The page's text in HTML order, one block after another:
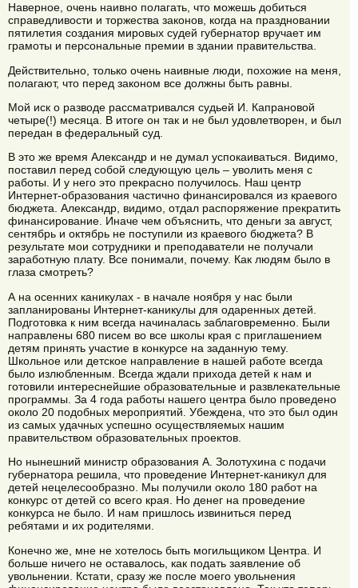
Наверное, очень наивно полагать, что можешь добиться
справедливости и торжества законов, когда на праздновании
пятилетия создания мировых судей губернатор вручает им
грамоты и персональные премии в здании правительства.
Действительно, только очень наивные люди, похожие на меня,
полагают, что перед законом все должны быть равны.
Мой иск о разводе рассматривался судьей И. Капрановой
четыре(!) месяца. В итоге он так и не был удовлетворен, и был
передан в федеральный суд.
В это же время Александр и не думал успокаиваться. Видимо,
поставил перед собой следующую цель – уволить меня с
работы. И у него это прекрасно получилось. Наш центр
Интернет-образования частично финансировался из краевого
бюджета. Александр, видимо, отдал распоряжение прекратить
финансирование. Иначе чем объяснить, что деньги за август,
сентябрь и октябрь не поступили из краевого бюджета? В
результате мои сотрудники и преподаватели не получали
заработную плату. Все понимали, почему. Как людям было в
глаза смотреть?
А на осенних каникулах - в начале ноября у нас были
запланированы Интернет-каникулы для одаренных детей.
Подготовка к ним всегда начиналась заблаговременно. Были
направлены 680 писем во все школы края с приглашением
детям принять участие в конкурсе на заданную тему.
Школьное или детское направление в нашей работе всегда
было излюбленным. Всегда ждали прихода детей к нам и
готовили интереснейшие образовательные и развлекательные
программы. За 4 года работы нашего центра было проведено
около 20 подобных мероприятий. Убеждена, что это был один
из самых удачных успешно осуществляемых нашим
правительством образовательных проектов.
Но нынешний министр образования А. Золотухина с подачи
губернатора решила, что проведение Интернет-каникул для
детей нецелесообразно. Мы получили около 180 работ на
конкурс от детей со всего края. Но денег на проведение
конкурса не было. И нам пришлось извиниться перед
ребятами и их родителями.
Конечно же, мне не хотелось быть могильщиком Центра. И
больше ничего не оставалось, как подать заявление об
увольнении. Кстати, сразу же после моего увольнения